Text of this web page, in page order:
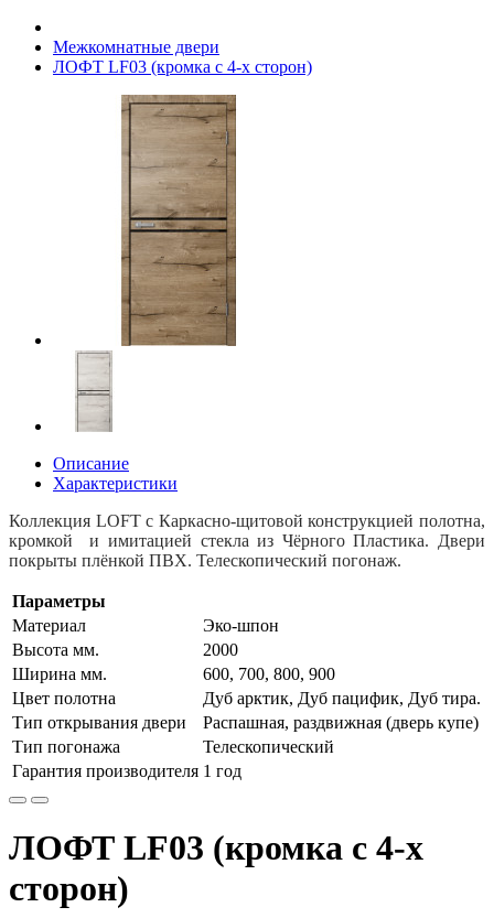
Межкомнатные двери
ЛОФТ LF03 (кромка с 4-х сторон)
Описание
Характеристики
Коллекция LOFT с Каркасно-щитовой конструкцией полотна,
кромкой и имитацией стеклаиз Чёрного Пластика. Двери
покрыты плёнкой ПВХ. Телескопический погонаж.
Параметры
Материал
Эко-шпон
Высота мм.
2000
Ширина мм.
600, 700, 800, 900
Цвет полотна
Дуб арктик, Дуб пацифик, Дуб тира.
Тип открывания двери
Распашная, раздвижная (дверь купе)
Тип погонажа
Телескопический
Гарантия производителя 1 год
ЛОФТ LF03 (кромка с 4-х
сторон)